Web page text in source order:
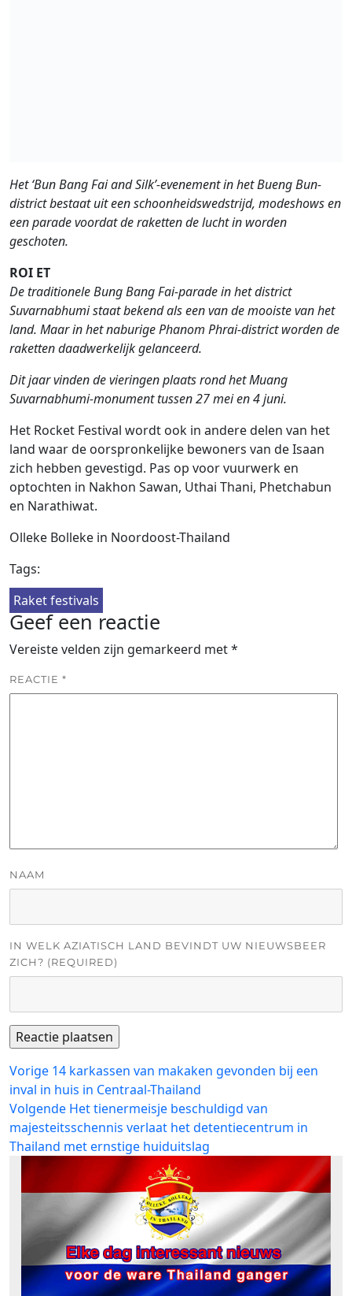
Het ‘Bun Bang Fai and Silk’-evenement in het Bueng Bun-
district bestaat uit een schoonheidswedstrijd, modeshows en
een parade voordat de raketten de lucht in worden
geschoten.
ROI ET
De traditionele Bung Bang Fai-parade in het district
Suvarnabhumi staat bekend als een van de mooiste van het
land. Maar in het naburige Phanom Phrai-district worden de
raketten daadwerkelijk gelanceerd.
Dit jaar vinden de vieringen plaats rond het Muang
Suvarnabhumi-monument tussen 27 mei en 4 juni.
Het Rocket Festival wordt ook in andere delen van het
land waar de oorspronkelijke bewoners van de Isaan
zich hebben gevestigd. Pas op voor vuurwerk en
optochten in Nakhon Sawan, Uthai Thani, Phetchabun
en Narathiwat.
Olleke Bolleke in Noordoost-Thailand
Tags:
Raket festivals
Geef een reactie
Vereiste velden zijn gemarkeerd met*
REACTIE *
NAAM
IN WELK AZIATISCH LAND BEVINDT UW NIEUWSBEER
ZICH? (REQUIRED)
Bericht
navigatie
Vorige Vorig
bericht:
14 karkassen van makaken gevonden bij een
inval in huis in Centraal-Thailand
Volgende Volgend
bericht:
Het tienermeisje beschuldigd van
majesteitsschennis verlaat het detentiecentrum in
Thailand met ernstige huiduitslag